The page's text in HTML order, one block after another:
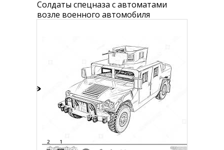
Солдаты спецназа с автоматами
возле военного автомобиля
2 1